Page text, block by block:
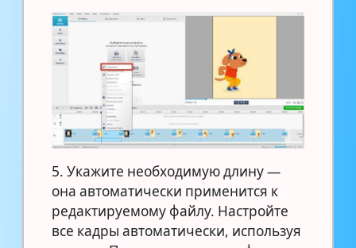
5. Укажите необходимую длину —
она автоматически применится к
редактируемому файлу. Настройте
все кадры автоматически, используя